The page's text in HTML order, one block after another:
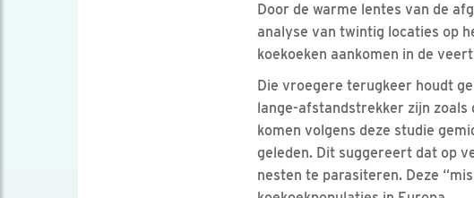
Door de warme lentes van de
analyse van twintig locaties op
koekoeken aankomen in de
Die vroegere terugkeer houdt
lange-afstandstrekker zijn zoals
komen volgens deze studie
geleden. Dit suggereert dat op
nesten te parasiteren. Deze